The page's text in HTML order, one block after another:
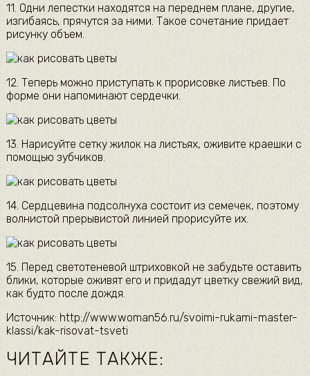
11. Одни лепестки находятся на переднем плане, другие,
изгибаясь, прячутся за ними. Такое сочетание придает
рисунку объем.
12. Теперь можно приступать к прорисовке листьев. По
форме они напоминают сердечки.
13. Нарисуйте сетку жилок на листьях, оживите краешки с
помощью зубчиков.
14. Сердцевина подсолнуха состоит из семечек, поэтому
волнистой прерывистой линией прорисуйте их.
15. Перед светотеневой штриховкой не забудьте оставить
блики, которые оживят его и придадут цветку свежий вид,
как будто после дождя.
Источник: http://www.woman56.ru/svoimi-rukami-master-
klassi/kak-risovat-tsveti
ЧИТАЙТЕ ТАКЖЕ: